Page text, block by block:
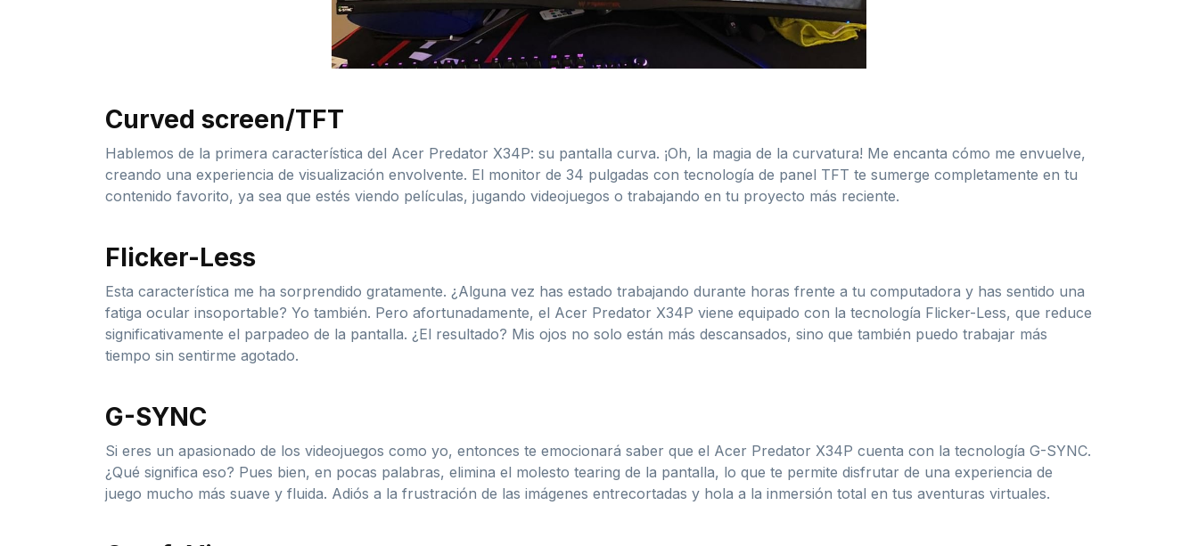
Curved screen/TFT
Hablemos de la primera característica del Acer Predator X34P: su pantalla curva. ¡Oh, la magia de la curvatura! Me encanta cómo me envuelve,
creando una experiencia de visualización envolvente. El monitor de 34 pulgadas con tecnología de panel TFT te sumerge completamente en tu
contenido favorito, ya sea que estés viendo películas, jugando videojuegos o trabajando en tu proyecto más reciente.
Flicker-Less
Esta característica me ha sorprendido gratamente. ¿Alguna vez has estado trabajando durante horas frente a tu computadora y has sentido una
fatiga ocular insoportable? Yo también. Pero afortunadamente, el Acer Predator X34P viene equipado con la tecnología Flicker-Less, que reduce
significativamente el parpadeo de la pantalla. ¿El resultado? Mis ojos no solo están más descansados, sino que también puedo trabajar más
tiempo sin sentirme agotado.
G-SYNC
Si eres un apasionado de los videojuegos como yo, entonces te emocionará saber que el Acer Predator X34P cuenta con la tecnología G-SYNC.
¿Qué significa eso? Pues bien, en pocas palabras, elimina el molesto tearing de la pantalla, lo que te permite disfrutar de una experiencia de
juego mucho más suave y fluida. Adiós a la frustración de las imágenes entrecortadas y hola a la inmersión total en tus aventuras virtuales.